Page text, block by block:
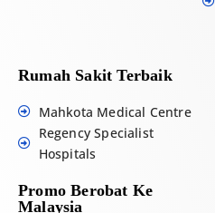
Rumah Sakit Terbaik
Mahkota Medical Centre
Regency Specialist
Hospitals
Promo Berobat Ke
Malaysia